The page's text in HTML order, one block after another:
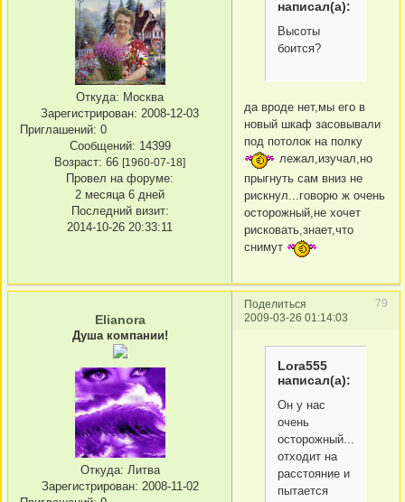
Откуда: Москва
Зарегистрирован: 2008-12-03
Приглашений: 0
Сообщений: 14399
Возраст: 66 [1960-07-18]
Провел на форуме:
2 месяца 6 дней
Последний визит:
2014-10-26 20:33:11
написал(а):
Высоты
боится?
да вроде нет,мы его в
новый шкаф засовывали
под потолок на полку
лежал,изучал,но
прыгнуть сам вниз не
рискнул...говорю ж очень
осторожный,не хочет
рисковать,знает,что
снимут
Поделиться
79
2009-03-26 01:14:03
Elianora
Душа компании!
Откуда: Литва
Зарегистрирован: 2008-11-02
Lora555
написал(а):
Он у нас
очень
осторожный...сначала
отходит на
расстояние и
пытается